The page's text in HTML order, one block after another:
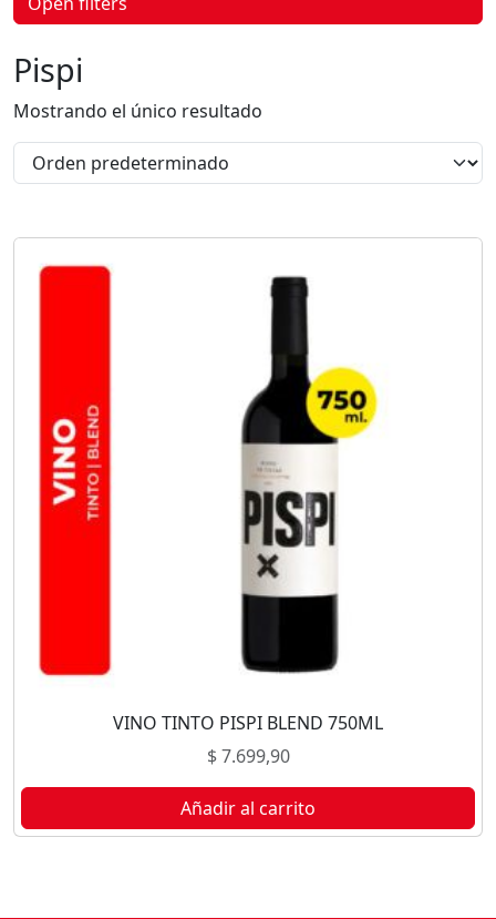
d
u
c
t
o
Pispi
Mostrando el único resultado
VINO TINTO PISPI BLEND 750ML
$7.699,90
Añadir al carrito